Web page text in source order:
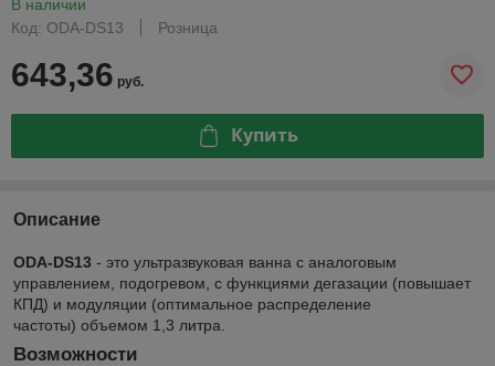
В наличии
Код: ODA-DS13
Розница
643,36 руб.
Купить
Описание
ODA-DS13 - это ультразвуковая ванна с аналоговым
управлением, подогревом, с функциями дегазации (повышает
КПД) и модуляции (оптимальное распределение
частоты) объемом 1,3 литра.
Возможности